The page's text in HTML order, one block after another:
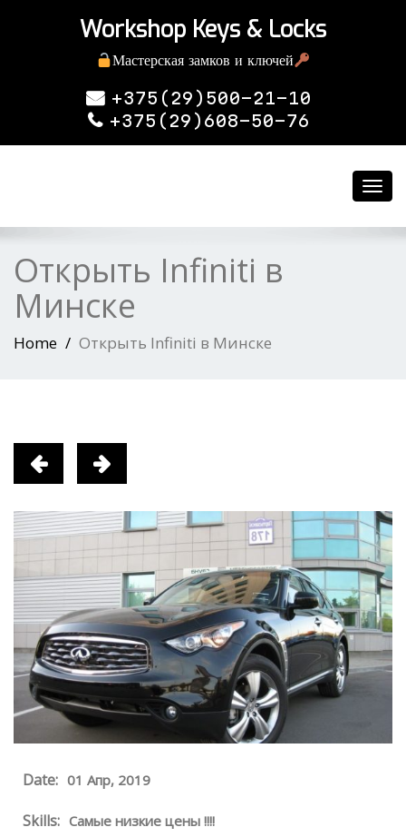
Workshop Keys & Locks
Мастерская замков и ключей
+375(29)500-21-10
+375(29)608-50-76
Открыть Infiniti в
Минске
Home Открыть Infiniti в Минске
Date: 01 Апр, 2019
Skills: Самые низкие цены !!!!